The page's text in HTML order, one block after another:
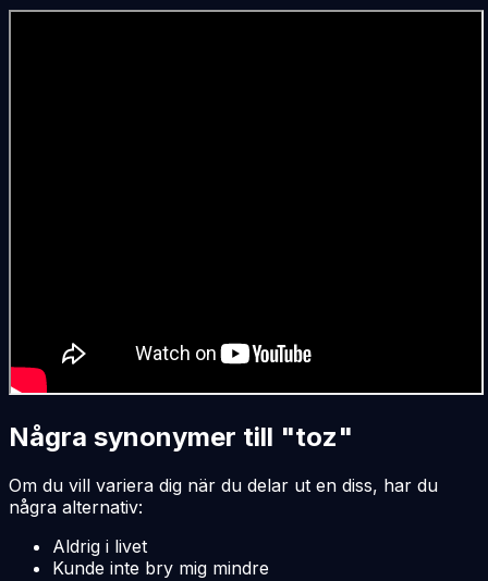
Några synonymer till "toz"
Om du vill variera dig när du delar ut en diss, har du
några alternativ:
Aldrig i livet
Kunde inte bry mig mindre